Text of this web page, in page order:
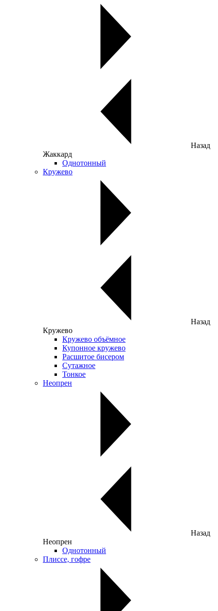
Назад
Жаккард
Однотонный
Кружево
Назад
Кружево
Кружево объёмное
Купонное кружево
Расшитое бисером
Сутажное
Тонкое
Неопрен
Назад
Неопрен
Однотонный
Плиссе, гофре